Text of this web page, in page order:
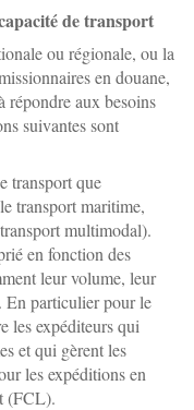
de transport
ou régionale, ou la
en douane,
répondre aux besoins
suivantes sont
transport que
transport maritime,
multimodal).
en fonction des
leur volume, leur
En particulier pour le
les expéditeurs qui
et qui gèrent les
les expéditions en
(FCL).